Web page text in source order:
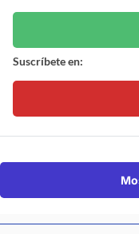
Suscríbete en: